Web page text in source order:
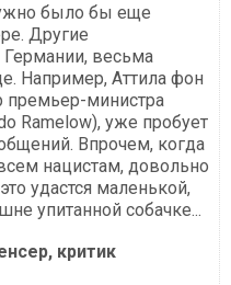
было бы еще
Другие
Германии, весьма
Например, Аттила фон
премьер-министра
Ramelow), уже пробует
Впрочем, когда
нацистам, довольно
удастся маленькой,
упитанной собачке...
критик